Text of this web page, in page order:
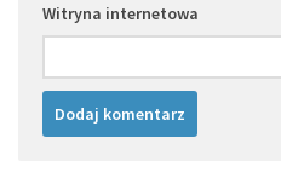
Witryna internetowa